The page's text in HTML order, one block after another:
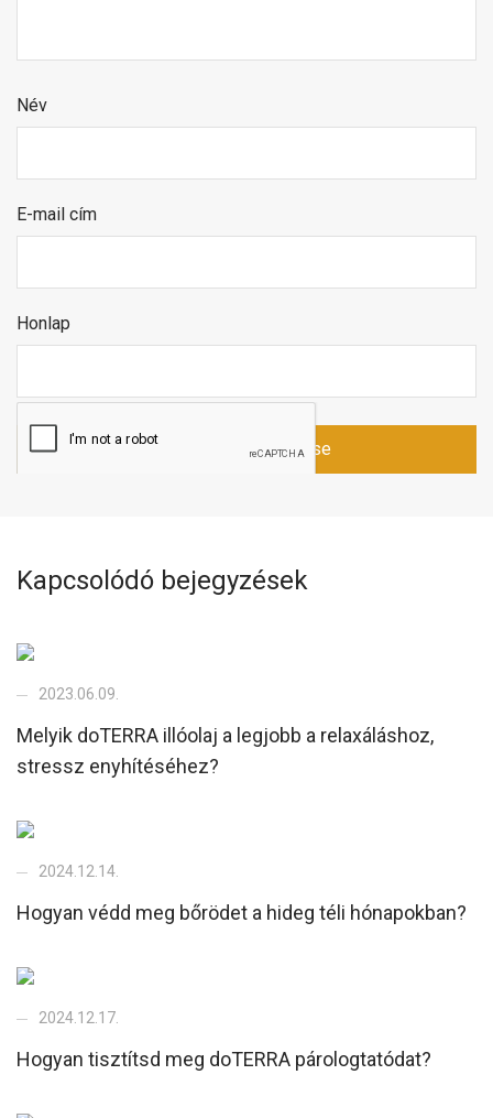
Név
E-mail cím
Honlap
Kapcsolódó bejegyzések
2023.06.09.
Melyik doTERRA illóolaj a legjobb a relaxáláshoz,
stressz enyhítéséhez?
2024.12.14.
Hogyan védd meg bőrödet a hideg téli hónapokban?
2024.12.17.
Hogyan tisztítsd meg doTERRA párologtatódat?